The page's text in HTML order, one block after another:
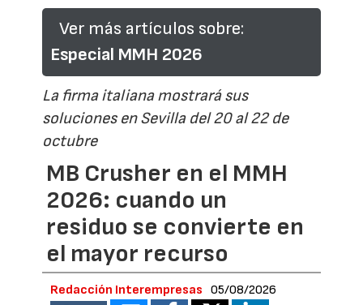
Ver más artículos sobre:
Especial MMH 2026
La firma italiana mostrará sus
soluciones en Sevilla del 20 al 22 de
octubre
MB Crusher en el MMH
2026: cuando un
residuo se convierte en
el mayor recurso
Redacción Interempresas 05/08/2026